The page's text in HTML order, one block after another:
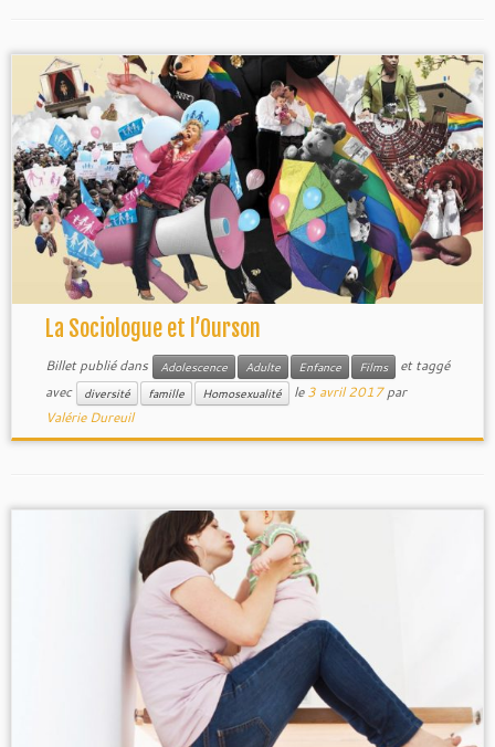
La Sociologue et l’Ourson
Billet publié dans Adolescence Adulte Enfance Films
et taggé
avec
diversité famille Homosexualité le3 avril 2017 par
Valérie Dureuil